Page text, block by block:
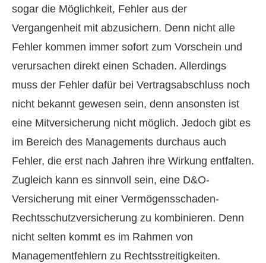
sogar die Möglichkeit, Fehler aus der
Vergangenheit mit abzusichern. Denn nicht alle
Fehler kommen immer sofort zum Vorschein und
verursachen direkt einen Schaden. Allerdings
muss der Fehler dafür bei Vertragsabschluss noch
nicht bekannt gewesen sein, denn ansonsten ist
eine Mitversicherung nicht möglich. Jedoch gibt es
im Bereich des Managements durchaus auch
Fehler, die erst nach Jahren ihre Wirkung entfalten.
Zugleich kann es sinnvoll sein, eine D&O-
Versicherung mit einer Vermögensschaden-
Rechts­schutz­ver­si­che­rung zu kombinieren. Denn
nicht selten kommt es im Rahmen von
Managementfehlern zu Rechtsstreitigkeiten.